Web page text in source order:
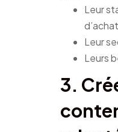
Leur
d’achat
Leur
Leurs
3.